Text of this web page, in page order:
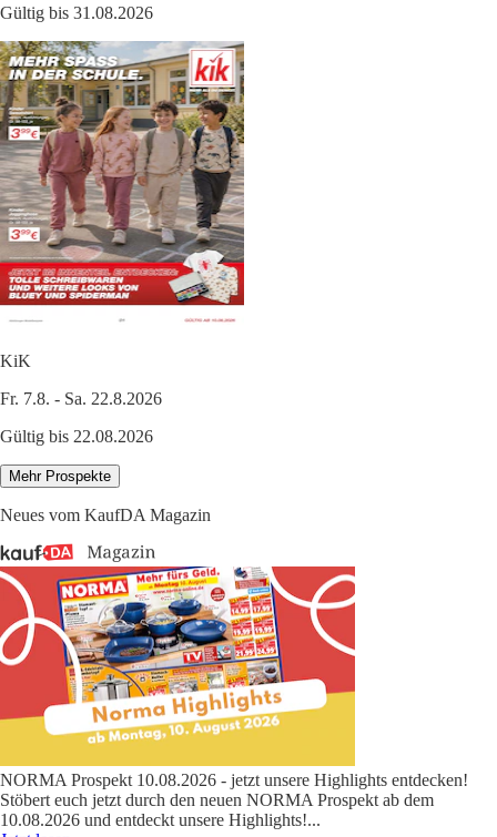
Gültig bis 31.08.2026
KiK
Fr. 7.8. - Sa. 22.8.2026
Gültig bis 22.08.2026
Mehr Prospekte
Neues vom KaufDA Magazin
NORMA Prospekt 10.08.2026 - jetzt unsere Highlights entdecken!
Stöbert euch jetzt durch den neuen NORMA Prospekt ab dem
10.08.2026 und entdeckt unsere Highlights!...